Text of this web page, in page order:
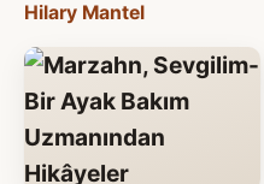
Hilary Mantel